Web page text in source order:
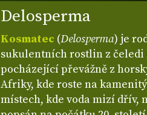
Delosperma
Kosmatec (Delosperma) je
sukulentních rostlin z čeledi
pocházející převážně z
Afriky, kde roste na
místech, kde voda mizí dřív,